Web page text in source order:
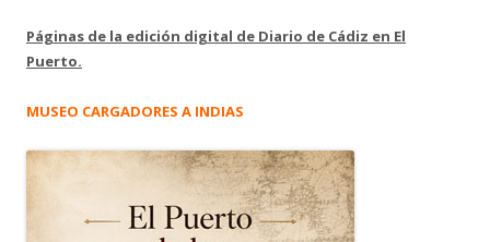
Páginas de la edición digital de Diario de Cádiz en El
Puerto.
MUSEO CARGADORES A INDIAS